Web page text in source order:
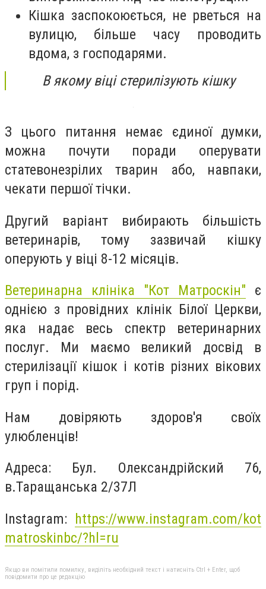
Кішка заспокоюється, не рветься на
вулицю, більше часу проводить
вдома, з господарями.
В якому віці стерилізують кішку
З цього питання немає єдиної думки,
можна почути поради оперувати
статевонезрілих тварин або, навпаки,
чекати першої тічки.
Другий варіант вибирають більшість
ветеринарів, тому зазвичай кішку
оперують у віці 8-12 місяців.
Ветеринарна клініка "Кот Матроскін" є
однією з провідних клінік Білої Церкви,
яка надає весь спектр ветеринарних
послуг. Ми маємо великий досвід в
стерилізації кішок і котів різних вікових
груп і порід.
Нам довіряють здоров'я своїх
улюбленців!
Адреса: Бул. Олександрійский 76,
в.Таращанська 2/37Л
Instagram:
https://www.instagram.com/kot
matroskinbc/?hl=ru
Якщо ви помітили помилку, виділіть необхідний текст і натисніть Ctrl + Enter, щоб
повідомити про це редакцію